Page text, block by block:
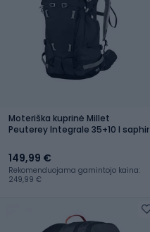
Moteriška kuprinė Millet
Peuterey Integrale 35+10 l saphir
149,99 €
Rekomenduojama gamintojo kaina:
249,99 €